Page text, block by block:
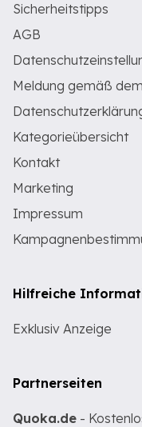
Sicherheitstipps
AGB
Meldung gemäß
Kategorieübersicht
Kontakt
Marketing
Impressum
Hilfreiche
Exklusiv Anzeige
Partnerseiten
Quoka.de -